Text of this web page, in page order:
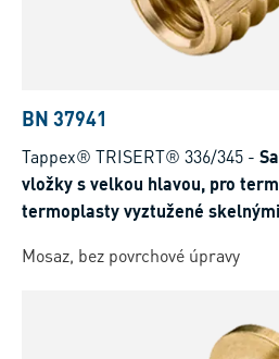
BN 37941
Tappex® TRISERT® 336/345 -
vložky s velkou hlavou, pro
termoplasty vyztužené
Mosaz, bez povrchové úpravy